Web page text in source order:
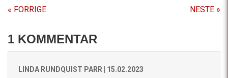
« FORRIGE NESTE »
1 KOMMENTAR
LINDA RUNDQUIST PARR | 15.02.2023